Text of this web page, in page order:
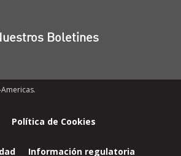
Boletines
Política de Cookies
Información regulatoria